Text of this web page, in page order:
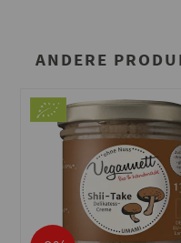
ANDERE